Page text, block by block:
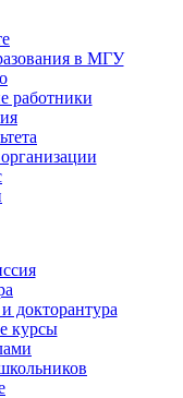
в МГУ
работники
докторантура
курсы